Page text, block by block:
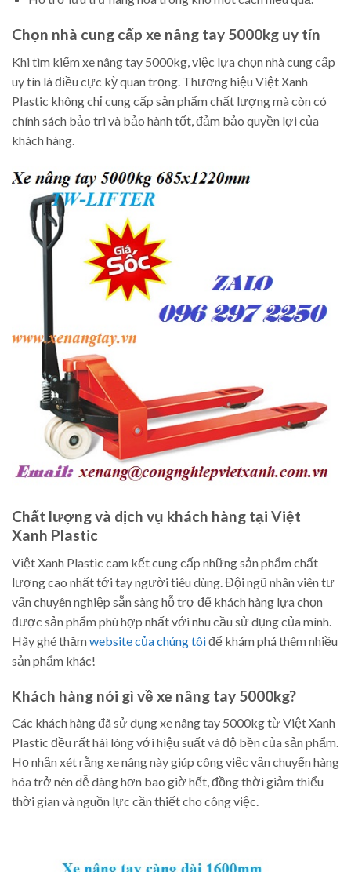
Chọn nhà cung cấp xe nâng tay 5000kg uy tín
Khi tìm kiếm xe nâng tay 5000kg, việc lựa chọn nhà cung cấp
uy tín là điều cực kỳ quan trọng. Thương hiệu Việt Xanh
Plastic không chỉ cung cấp sản phẩm chất lượng mà còn có
chính sách bảo trì và bảo hành tốt, đảm bảo quyền lợi của
khách hàng.
Chất lượng và dịch vụ khách hàng tại Việt
Xanh Plastic
Việt Xanh Plastic cam kết cung cấp những sản phẩm chất
lượng cao nhất tới tay người tiêu dùng. Đội ngũ nhân viên tư
vấn chuyên nghiệp sẵn sàng hỗ trợ để khách hàng lựa chọn
được sản phẩm phù hợp nhất với nhu cầu sử dụng của mình.
Hãy ghé thămwebsite của chúng tôiđể khám phá thêm nhiều
sản phẩm khác!
Khách hàng nói gì về xe nâng tay 5000kg?
Các khách hàng đã sử dụng xe nâng tay 5000kg từ Việt Xanh
Plastic đều rất hài lòng với hiệu suất và độ bền của sản phẩm.
Họ nhận xét rằng xe nâng này giúp công việc vận chuyển hàng
hóa trở nên dễ dàng hơn bao giờ hết, đồng thời giảm thiểu
thời gian và nguồn lực cần thiết cho công việc.